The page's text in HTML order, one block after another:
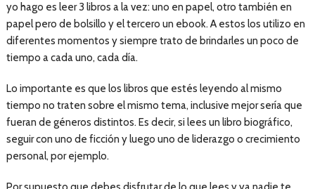
yo hago es leer 3 libros a la vez: uno en papel, otro también en
papel pero de bolsillo y el tercero un ebook. A estos los utilizo en
diferentes momentos y siempre trato de brindarles un poco de
tiempo a cada uno, cada día.
Lo importante es que los libros que estés leyendo al mismo
tiempo no traten sobre el mismo tema, inclusive mejor sería que
fueran de géneros distintos. Es decir, si lees un libro biográfico,
seguir con uno de ficción y luego uno de liderazgo o crecimiento
personal, por ejemplo.